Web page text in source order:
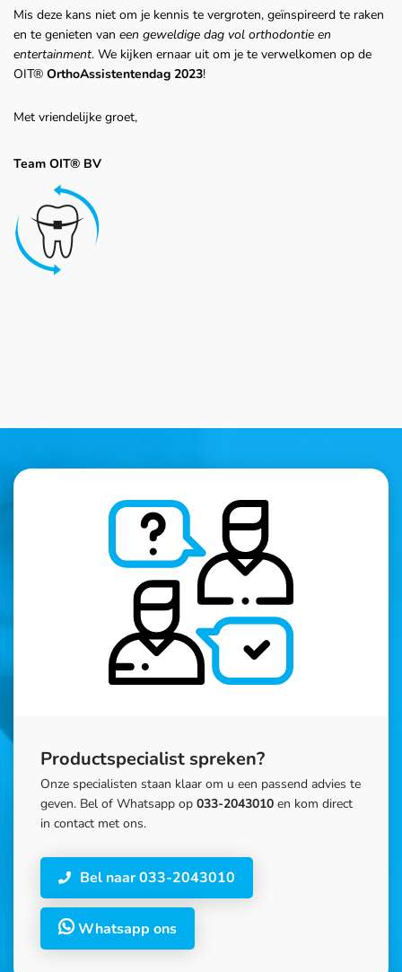
Mis deze kans niet om je kennis te vergroten, geïnspireerd te raken
en te genieten van een geweldige dag vol orthodontie en
entertainment. We kijken ernaar uit om je te verwelkomen op de
OIT® OrthoAssistentendag 2023!
Met vriendelijke groet,
Team OIT® BV
Productspecialist spreken?
Onze specialisten staan klaar om u een passend advies te
geven. Bel of Whatsapp op 033-2043010 en kom direct
in contact met ons.
Bel naar 033-2043010
Whatsapp ons